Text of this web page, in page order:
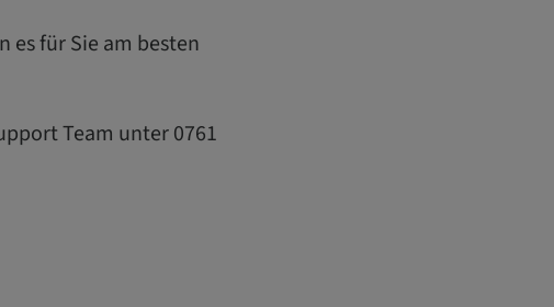
es für Sie am besten
Team unter 0761